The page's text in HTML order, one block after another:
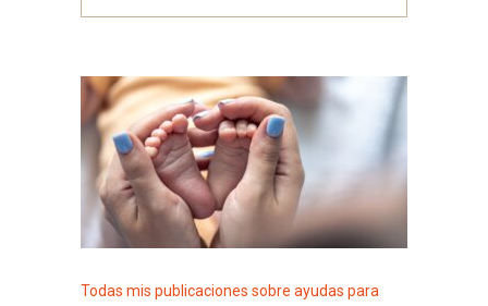
Todas mis publicaciones sobre ayudas para